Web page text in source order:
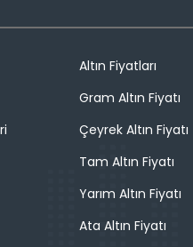
Altın Fiyatları
Gram Altın Fiyatı
Çeyrek Altın Fiyatı
Tam Altın Fiyatı
Yarım Altın Fiyatı
Ata Altın Fiyatı